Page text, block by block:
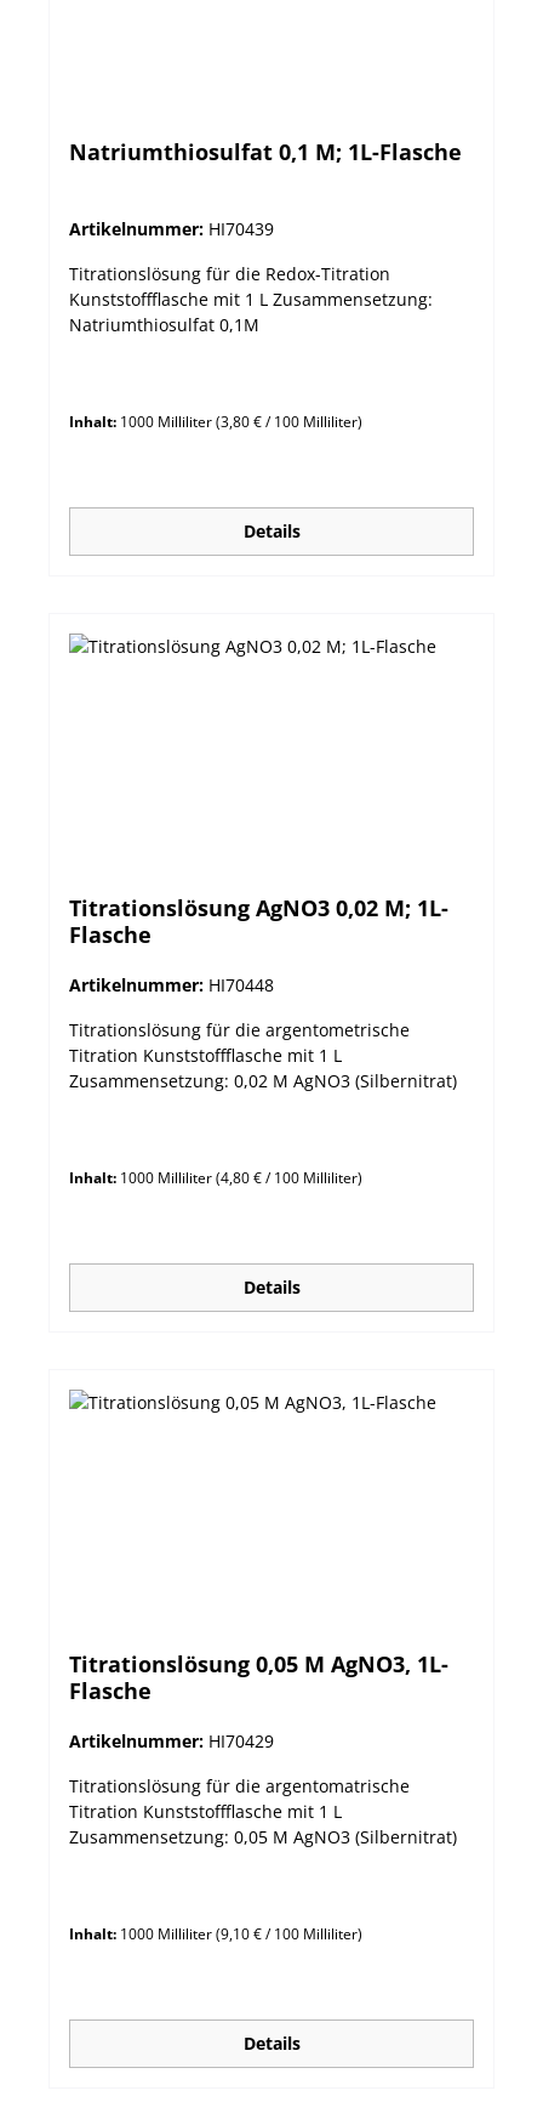
Natriumthiosulfat 0,1 M; 1L-Flasche
Artikelnummer: HI70439
Titrationslösung für die Redox-Titration
Kunststoffflasche mit 1 L Zusammensetzung:
Natriumthiosulfat 0,1M
Inhalt: 1000 Milliliter(3,80 € / 100 Milliliter)
Details
Titrationslösung AgNO3 0,02 M; 1L-
Flasche
Artikelnummer: HI70448
Titrationslösung für die argentometrische
Titration Kunststoffflasche mit 1 L
Zusammensetzung: 0,02 M AgNO3 (Silbernitrat)
Inhalt: 1000 Milliliter(4,80 € / 100 Milliliter)
Details
Titrationslösung 0,05 M AgNO3, 1L-
Flasche
Artikelnummer: HI70429
Titrationslösung für die argentomatrische
Titration Kunststoffflasche mit 1 L
Zusammensetzung: 0,05 M AgNO3 (Silbernitrat)
Inhalt: 1000 Milliliter(9,10 € / 100 Milliliter)
Details